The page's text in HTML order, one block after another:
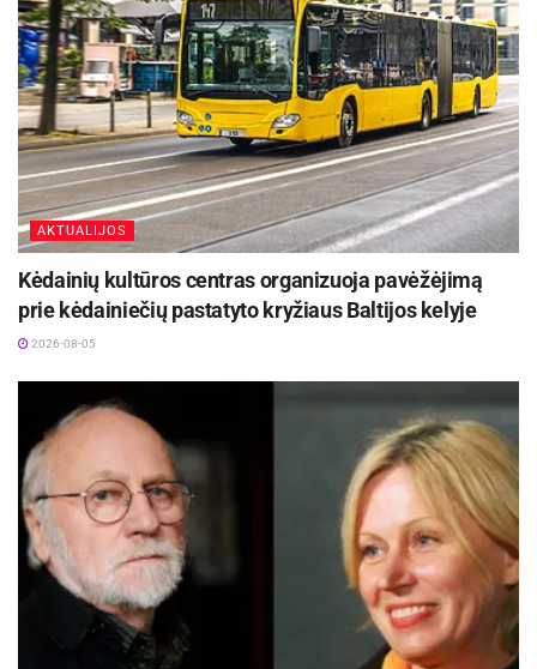
AKTUALIJOS
Kėdainių kultūros centras organizuoja pavėžėjimą
prie kėdainiečių pastatyto kryžiaus Baltijos kelyje
2026-08-05